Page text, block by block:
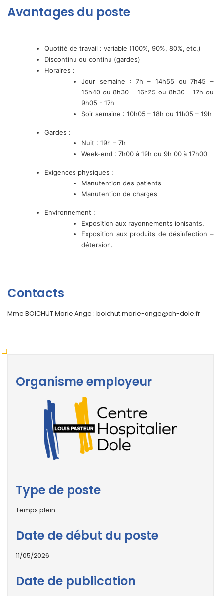
Avantages du poste
Quotité de travail : variable (100%, 90%, 80%, etc.)
Discontinu ou continu (gardes)
Horaires :
Jour semaine : 7h – 14h55 ou 7h45 –
15h40 ou 8h30 - 16h25 ou 8h30 - 17h ou
9h05 - 17h
Soir semaine : 10h05 – 18h ou 11h05 – 19h
Gardes :
Nuit : 19h – 7h
Week-end : 7h00 à 19h ou 9h 00 à 17h00
Exigences physiques :
Manutention des patients
Manutention de charges
Environnement :
Exposition aux rayonnements ionisants.
Exposition aux produits de désinfection –
détersion.
Contacts
Mme BOICHUT Marie Ange : boichut.marie-ange@ch-dole.fr
Organisme employeur
Type de poste
Temps plein
Date de début du poste
11/05/2026
Date de publication